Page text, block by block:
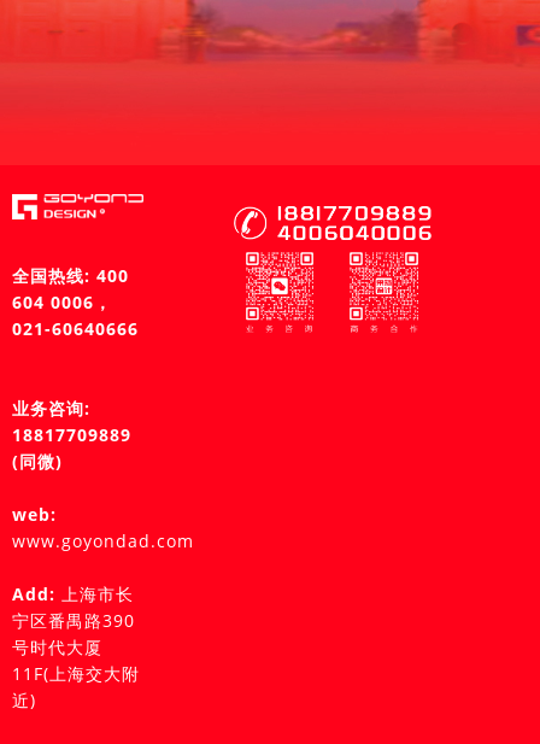
全国热线: 400
604 0006，
021-60640666
业务咨询:
18817709889
(同微)
web:
www.goyondad.com
Add: 上海市长
宁区番禺路390
号时代大厦
11F(上海交大附
近)